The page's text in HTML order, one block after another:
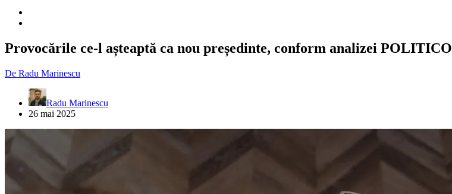
Provocările ce-l așteaptă ca nou președinte, conform analizei POLITICO
De Radu Marinescu
Radu Marinescu
26 mai 2025